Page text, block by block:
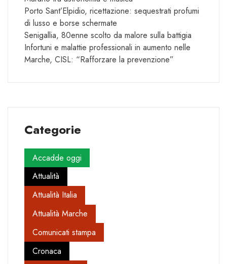
Porto Sant’Elpidio, ricettazione: sequestrati profumi
di lusso e borse schermate
Senigallia, 80enne scolto da malore sulla battigia
Infortuni e malattie professionali in aumento nelle
Marche, CISL: “Rafforzare la prevenzione”
Categorie
Accadde oggi
Attualità
Attualità Italia
Attualità Marche
Comunicati stampa
Cronaca